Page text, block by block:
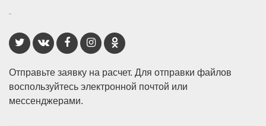
Отправьте заявку на расчет. Для отправки файлов
воспользуйтесь электронной почтой или
мессенджерами.